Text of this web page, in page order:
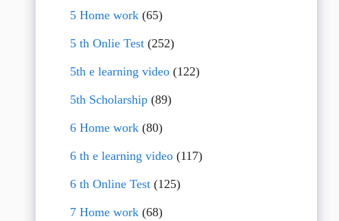
5 Home work (65)
5 th Onlie Test (252)
5th e learning video (122)
5th Scholarship (89)
6 Home work (80)
6 th e learning video (117)
6 th Online Test (125)
7 Home work (68)